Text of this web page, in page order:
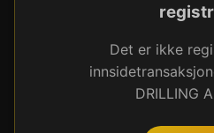
Det er ikke
DRILLING